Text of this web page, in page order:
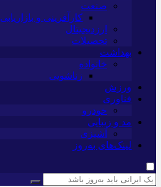
صنعت
کارآفرینی و بازاریابی
ارزدیجیتال
تحصیلات
بهداشت
خانواده
زناشویی
ورزش
فناوری
خودرو
مد و زیبایی
آشپزی
لینک‌های به‌روز